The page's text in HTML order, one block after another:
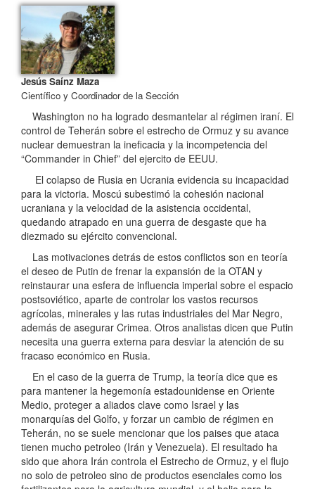
Jesús Saínz Maza
Científico y Coordinador de la Sección
Washington no ha logrado desmantelar al régimen iraní. El
control de Teherán sobre el estrecho de Ormuz y su avance
nuclear demuestran la ineficacia y la incompetencia del
“Commander in Chief” del ejercito de EEUU.
El colapso de Rusia en Ucrania evidencia su incapacidad
para la victoria. Moscú subestimó la cohesión nacional
ucraniana y la velocidad de la asistencia occidental,
quedando atrapado en una guerra de desgaste que ha
diezmado su ejército convencional.
Las motivaciones detrás de estos conflictos son en teoría
el deseo de Putin de frenar la expansión de la OTAN y
reinstaurar una esfera de influencia imperial sobre el espacio
postsoviético, aparte de controlar los vastos recursos
agrícolas, minerales y las rutas industriales del Mar Negro,
además de asegurar Crimea. Otros analistas dicen que Putin
necesita una guerra externa para desviar la atención de su
fracaso económico en Rusia.
En el caso de la guerra de Trump, la teoría dice que es
para mantener la hegemonía estadounidense en Oriente
Medio, proteger a aliados clave como Israel y las
monarquías del Golfo, y forzar un cambio de régimen en
Teherán, no se suele mencionar que los paises que ataca
tienen mucho petroleo (Irán y Venezuela). El resultado ha
sido que ahora Irán controla el Estrecho de Ormuz, y el flujo
no solo de petroleo sino de productos esenciales como los